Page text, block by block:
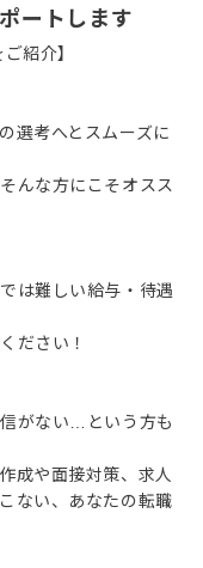
ートします
紹介】
選考へとスムーズに
んな方にこそオスス
は難しい給与・待遇
ださい！
がない…という方も
成や面接対策、求人
ない、あなたの転職